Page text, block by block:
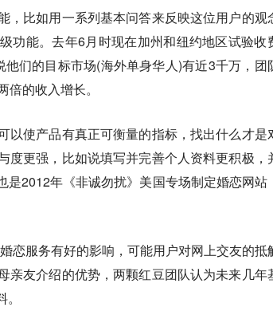
，比如用一系列基本问答来反映这位用户的观
功能。去年6月时现在加州和纽约地区试验收
们的目标市场(海外单身华人)有近3千万，团
的收入增长。
以使产品有真正可衡量的指标，找出什么才是
度更强，比如说填写并完善个人资料更积极，
2012年《非诚勿扰》美国专场制定婚恋网站
恋服务有好的影响，可能用户对网上交友的抵
亲友介绍的优势，两颗红豆团队认为未来几年